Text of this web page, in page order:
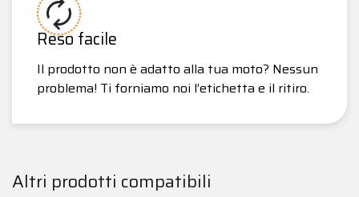
Reso facile
Il prodotto non è adatto alla tua moto? Nessun
problema! Ti forniamo noi l’etichetta e il ritiro.
Altri prodotti compatibili